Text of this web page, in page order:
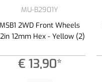
MU-B2901Y
MSB1 2WD Front Wheels
12mm Hex - Yellow (2)
€ 13,90*